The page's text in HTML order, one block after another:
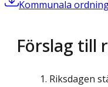
Kommunala
Förslag till
Riksdagen